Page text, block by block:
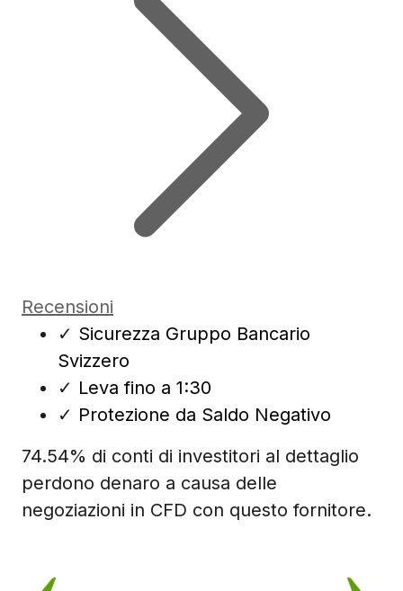
Recensioni
✓ Sicurezza Gruppo Bancario
Svizzero
✓ Leva fino a 1:30
✓ Protezione da Saldo Negativo
74.54% di conti di investitori al dettaglio
perdono denaro a causa delle
negoziazioni in CFD con questo fornitore.